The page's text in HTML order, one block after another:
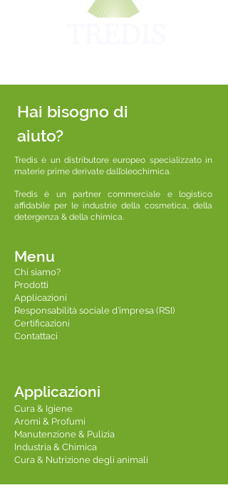
Hai bisogno di
aiuto?
Tredis è un distributore europeo specializzato in
materie prime derivate dall’oleochimica.
Tredis è un partner commerciale e logistico
affidabile per le industrie della cosmetica, della
detergenza & della chimica.
Chi siamo?
Prodotti
Applicazioni
Responsabilità sociale d’impresa (RSI)
Certificazioni
Contattaci
Menu
Applicazioni
Cura & Igiene
Aromi & Profumi
Manutenzione & Pulizia
Industria & Chimica
Cura & Nutrizione degli animali